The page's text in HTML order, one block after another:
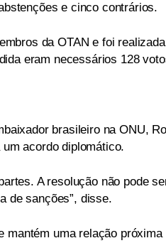
e cinco contrários.
da OTAN e foi
eram necessários 128
brasileiro na ONU,
um acordo diplomático.
A resolução não pode
de sanções”, disse.
mantém uma relação próxima